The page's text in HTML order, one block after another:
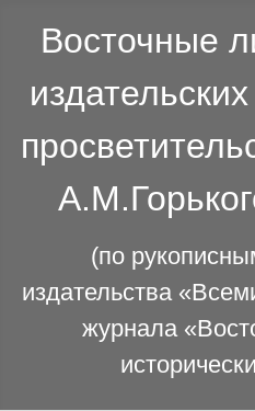
Восточные
(по
издательства
журнала